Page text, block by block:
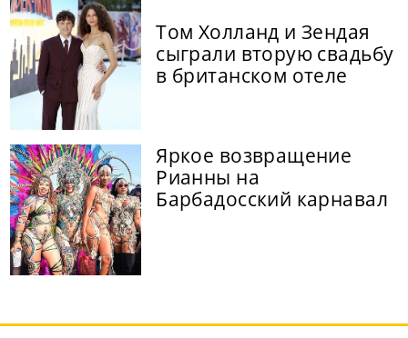
Том Холланд и Зендая
сыграли вторую свадьбу
в британском отеле
Яркое возвращение
Рианны на
Барбадосский карнавал